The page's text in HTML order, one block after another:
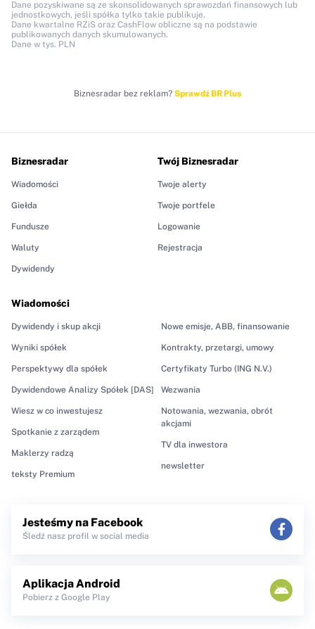
Dane pozyskiwane są ze skonsolidowanych sprawozdań finansowych lub
jednostkowych, jeśli spółka tylko takie publikuje.
Dane kwartalne RZiS oraz CashFlow obliczne są na podstawie
publikowanych danych skumulowanych.
Dane w tys. PLN
Biznesradar bez reklam? Sprawdź BR Plus
Biznesradar
Wiadomości
Giełda
Fundusze
Waluty
Dywidendy
Wiadomości
Dywidendy i skup akcji
Wyniki spółek
Perspektywy dla spółek
Dywidendowe Analizy Spółek [DAS]
Wiesz w co inwestujesz
Spotkanie z zarządem
Maklerzy radzą
teksty Premium
Nowe emisje, ABB, finansowanie
Kontrakty, przetargi, umowy
Certyfikaty Turbo (ING N.V.)
Wezwania
Notowania, wezwania, obrót
akcjami
TV dla inwestora
newsletter
Twój Biznesradar
Twoje alerty
Twoje portfele
Logowanie
Rejestracja
Jesteśmy na Facebook
Śledź nasz profil w social media
Aplikacja Android
Pobierz z Google Play